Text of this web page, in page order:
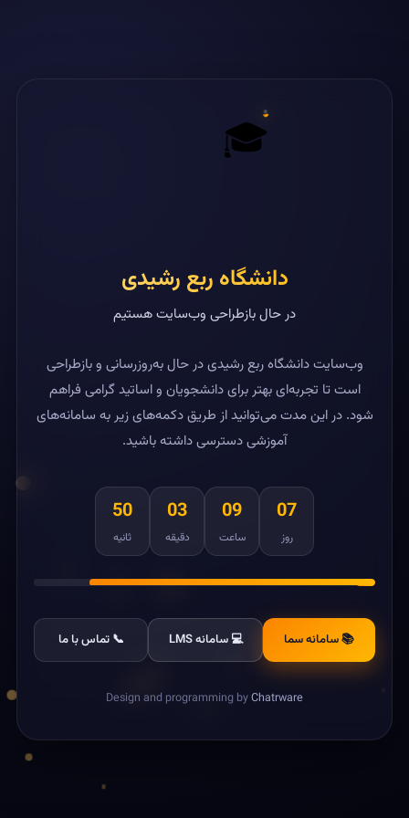
🎓
دانشگاه ربع رشیدی
در حال بازطراحی وب‌سایت هستیم
وب‌سایت دانشگاه ربع رشیدی در حال به‌روزرسانی و بازطراحی
است تا تجربه‌ای بهتر برای دانشجویان و اساتید گرامی فراهم
شود. در این مدت می‌توانید از طریق دکمه‌های زیر به سامانه‌های
آموزشی دسترسی داشته باشید.
07
روز
09
ساعت
03
دقیقه
50
ثانیه
📚 سامانه سما 💻 سامانه LMS 📞 تماس با ما
Design and programming byChatrware